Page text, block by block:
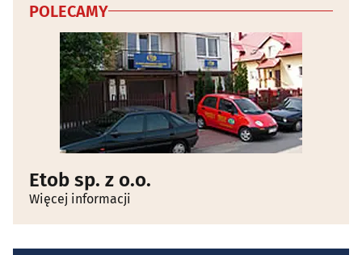
POLECAMY
Etob sp. z o.o.
Więcej informacji